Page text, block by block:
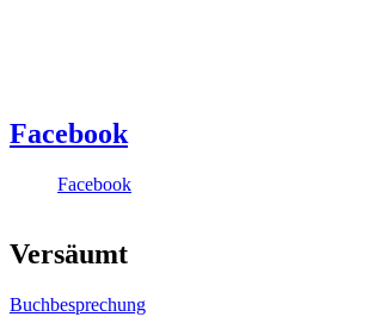
Facebook
Facebook
Versäumt
Buchbesprechung